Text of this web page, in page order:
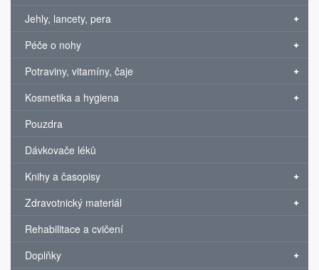
Jehly, lancety, pera
Péče o nohy
Potraviny, vitamíny, čaje
Kosmetika a hygiena
Pouzdra
Dávkovače léků
Knihy a časopisy
Zdravotnický materiál
Rehabilitace a cvičení
Doplňky